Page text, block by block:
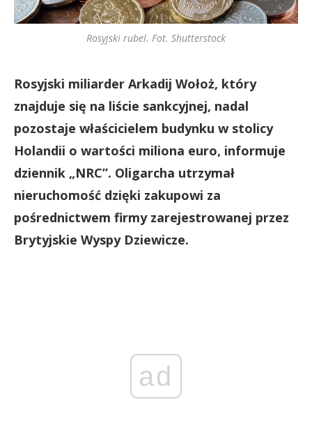
Rosyjski rubel. Fot. Shutterstock
Rosyjski miliarder Arkadij Wołoż, który
znajduje się na liście sankcyjnej, nadal
pozostaje właścicielem budynku w stolicy
Holandii o wartości miliona euro, informuje
dziennik „NRC”. Oligarcha utrzymał
nieruchomość dzięki zakupowi za
pośrednictwem firmy zarejestrowanej przez
Brytyjskie Wyspy Dziewicze.
ad